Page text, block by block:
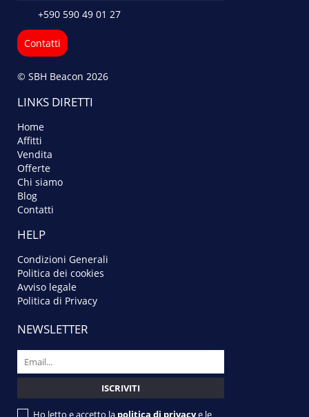
+590 590 49 01 27
Contatti
© SBH Beacon 2026
LINKS DIRETTI
Home
Affitti
Vendita
Offerte
Chi siamo
Blog
Contatti
HELP
Condizioni Generali
Politica dei cookies
Avviso legale
Politica di Privacy
NEWSLETTER
Ho letto e accetto la politica di privacye le